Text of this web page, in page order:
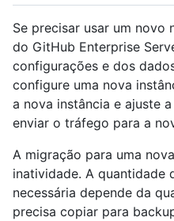
Se precisar usar um novo
do GitHub Enterprise
configurações e dos
configure uma nova
a nova instância e ajuste
enviar o tráfego para a
A migração para uma
inatividade. A quantidade
necessária depende da
precisa copiar para